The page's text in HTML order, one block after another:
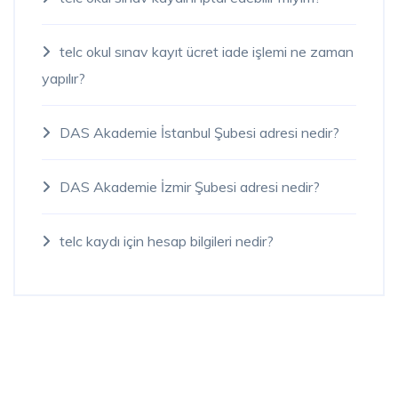
telc okul sınav kayıt ücret iade işlemi ne zaman
yapılır?
DAS Akademie İstanbul Şubesi adresi nedir?
DAS Akademie İzmir Şubesi adresi nedir?
telc kaydı için hesap bilgileri nedir?